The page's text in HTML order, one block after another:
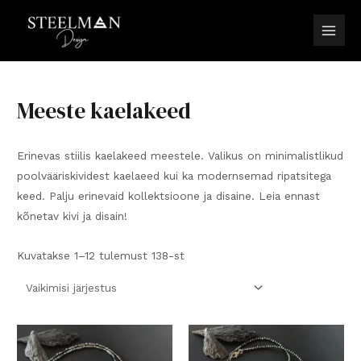
Main
Meeste kaelakeed
Erinevas stiilis kaelakeed meestele. Valikus on minimalistlikud
poolvääriskividest kaelaeed kui ka modernsemad ripatsitega
keed. Palju erinevaid kollektsioone ja disaine. Leia ennast
kõnetav kivi ja disain!
Kuvatakse 1–12 tulemust 138-st